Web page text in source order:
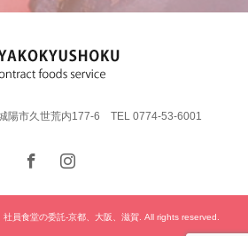
陽市久世荒内177-6 TEL 0774-53-6001
員食堂の委託-京都、大阪、滋賀. All rights reserved.